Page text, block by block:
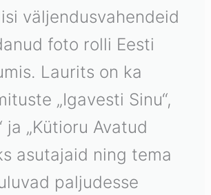
väljendusvahendeid
foto rolli Eesti
Laurits on ka
„Igavesti Sinu“,
ja „Kütioru Avatud
asutajaid ning tema
paljudesse